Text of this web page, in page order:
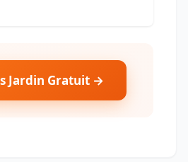
Jardin Gratuit →